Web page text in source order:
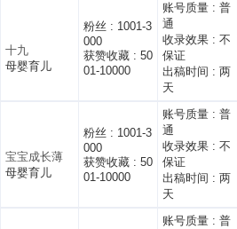
十九
母婴育儿
粉丝 : 1001-3
000
获赞收藏 : 50
01-10000
账号质量 : 普
通
收录效果 : 不
保证
出稿时间 : 两
天
宝宝成长薄
母婴育儿
粉丝 : 1001-3
000
获赞收藏 : 50
01-10000
账号质量 : 普
通
收录效果 : 不
保证
出稿时间 : 两
天
账号质量 : 普